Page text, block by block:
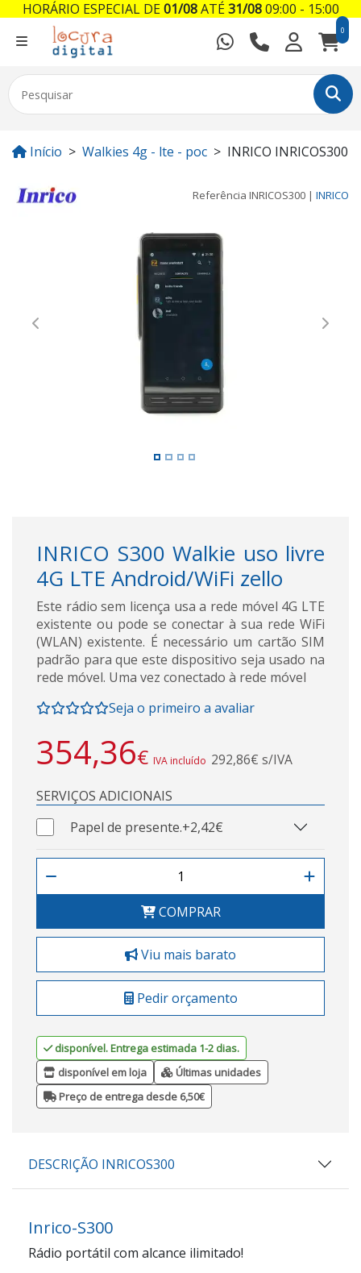
0
Início Walkies 4g - lte - poc INRICO INRICOS300
Referência INRICOS300 | INRICO
Previous Next
INRICO S300 Walkie uso livre
4G LTE Android/WiFi zello
Este rádio sem licença usa a rede móvel 4G LTE
existente ou pode se conectar à sua rede WiFi
(WLAN) existente. É necessário um cartão SIM
padrão para que este dispositivo seja usado na
rede móvel. Uma vez conectado à rede móvel
Seja o primeiro a avaliar
354,36€ IVA incluído 292,86€ s/IVA
SERVIÇOS ADICIONAIS
Papel de presente.+2,42€
COMPRAR
Viu mais barato
Pedir orçamento
disponível. Entrega estimada 1-2 dias.
disponível em loja
Últimas unidades
Preço de entrega desde 6,50€
DESCRIÇÃO INRICOS300
Inrico-S300
Rádio portátil com alcance ilimitado!
HORÁRIO ESPECIAL DE01/08ATÉ31/0809:00 - 15:00